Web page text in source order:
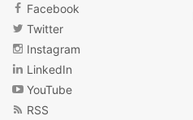
Facebook
Twitter
Instagram
LinkedIn
YouTube
RSS